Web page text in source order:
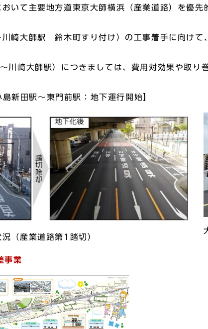
いて主要地方道東京大師横浜（産業道路）を優
崎大師駅 鈴木町すり付け）の工事着手に向けて
川崎大師駅）につきましては、費用対効果や取り
新田駅～東門前駅：地下運行開始】
（産業道路第1踏切）
事業